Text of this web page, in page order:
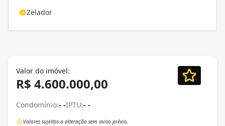
Zelador
Valor do imóvel:
R$ 4.600.000,00
Condomínio:- -IPTU:- -
Valores sujeitos a alteração sem aviso prévio.